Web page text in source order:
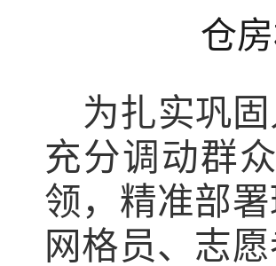
仓
为扎实巩
充分调动群
领，精准部
网格员、志